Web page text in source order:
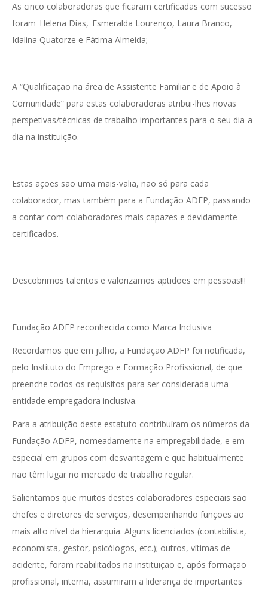
As cinco colaboradoras que ficaram certificadas com sucesso
foram Helena Dias, Esmeralda Lourenço, Laura Branco,
Idalina Quatorze e Fátima Almeida;
A “Qualificação na área de Assistente Familiar e de Apoio à
Comunidade” para estas colaboradoras atribui-lhes novas
perspetivas/técnicas de trabalho importantes para o seu dia-a-
dia na instituição.
Estas ações são uma mais-valia, não só para cada
colaborador, mas também para a Fundação ADFP, passando
a contar com colaboradores mais capazes e devidamente
certificados.
Descobrimos talentos e valorizamos aptidões em pessoas!!!
Fundação ADFP reconhecida como Marca Inclusiva
Recordamos que em julho, a Fundação ADFP foi notificada,
pelo Instituto do Emprego e Formação Profissional, de que
preenche todos os requisitos para ser considerada uma
entidade empregadora inclusiva.
Para a atribuição deste estatuto contribuíram os números da
Fundação ADFP, nomeadamente na empregabilidade, e em
especial em grupos com desvantagem e que habitualmente
não têm lugar no mercado de trabalho regular.
Salientamos que muitos destes colaboradores especiais são
chefes e diretores de serviços, desempenhando funções ao
mais alto nível da hierarquia. Alguns licenciados (contabilista,
economista, gestor, psicólogos, etc.); outros, vítimas de
acidente, foram reabilitados na instituição e, após formação
profissional, interna, assumiram a liderança de importantes